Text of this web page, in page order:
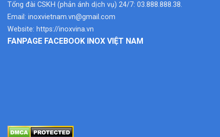
Tổng đài CSKH (phản ánh dịch vụ) 24/7: 03.888.888.38.
Email: inoxvietnam.vn@gmail.com
Website: https://inoxvina.vn
FANPAGE FACEBOOK INOX VIỆT NAM